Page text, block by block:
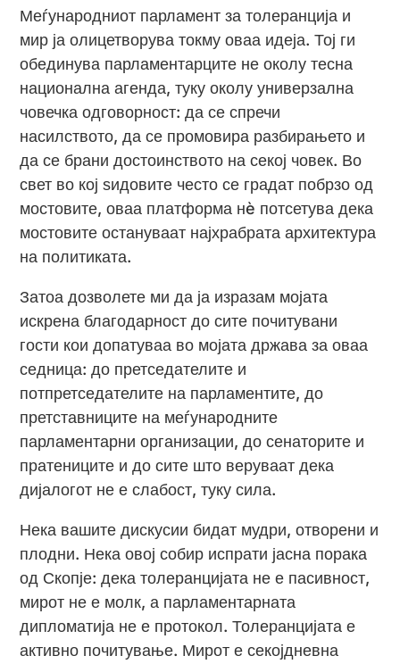
Меѓународниот парламент за толеранција и
мир ја олицетворува токму оваа идеја. Тој ги
обединува парламентарците не околу тесна
национална агенда, туку околу универзална
човечка одговорност: да се спречи
насилството, да се промовира разбирањето и
да се брани достоинството на секој човек. Во
свет во кој ѕидовите често се градат побрзо од
мостовите, оваа платформа нè потсетува дека
мостовите остануваат најхрабрата архитектура
на политиката.
Затоа дозволете ми да ја изразам мојата
искрена благодарност до сите почитувани
гости кои допатуваа во мојата држава за оваа
седница: до претседателите и
потпретседателите на парламентите, до
претставниците на меѓународните
парламентарни организации, до сенаторите и
пратениците и до сите што веруваат дека
дијалогот не е слабост, туку сила.
Нека вашите дискусии бидат мудри, отворени и
плодни. Нека овој собир испрати јасна порака
од Скопје: дека толеранцијата не е пасивност,
мирот не е молк, а парламентарната
дипломатија не е протокол. Толеранцијата е
активно почитување. Мирот е секојдневна